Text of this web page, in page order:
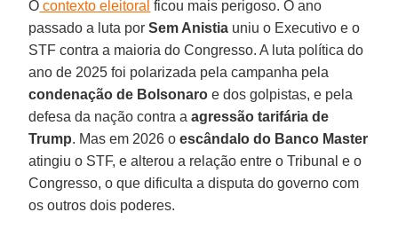
O contexto eleitoral ficou mais perigoso. O ano
passado a luta por Sem Anistia uniu o Executivo e o
STF contra a maioria do Congresso. A luta política do
ano de 2025 foi polarizada pela campanha pela
condenação de Bolsonaro e dos golpistas, e pela
defesa da nação contra aagressão tarifária de
Trump. Mas em 2026 oescândalo do Banco Master
atingiu o STF, e alterou a relação entre o Tribunal e o
Congresso, o que dificulta a disputa do governo com
os outros dois poderes.